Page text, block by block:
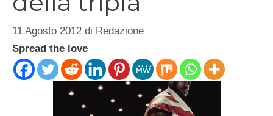
11 Agosto 2012 di Redazione
Spread the love